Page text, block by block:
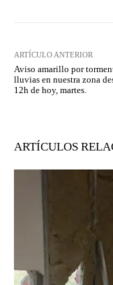
ARTÍCULO ANTERIOR
Aviso amarillo por
lluvias en nuestra zona
12h de hoy, martes.
ARTÍCULOS